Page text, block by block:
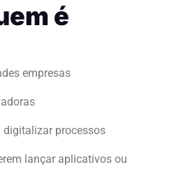
é
empresas
digitalizar processos
lançar aplicativos ou